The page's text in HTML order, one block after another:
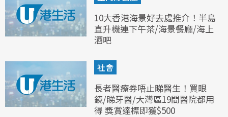
10大香港海景好去處推介！半島
直升機連下午茶/海景餐廳/海上
酒吧
社會
長者醫療券唔止睇醫生！買眼
鏡/睇牙醫/大灣區19間醫院都用
得 獎賞達標即獲$500